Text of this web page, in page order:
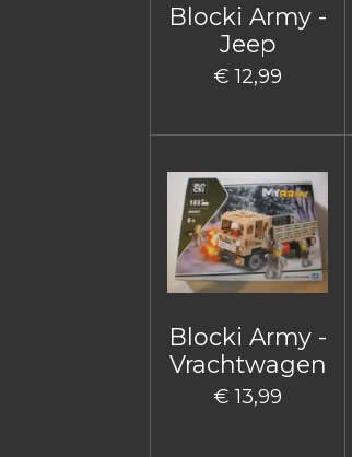
Blocki Army -
Jeep
€ 12,99
Blocki Army -
Vrachtwagen
€ 13,99